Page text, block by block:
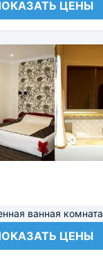
ЦЕНЫ
ванная комната
ЦЕНЫ